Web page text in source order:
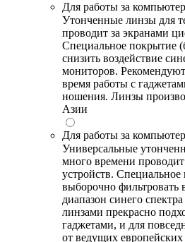
Для работы за
Утонченные линзы для
проводит за экранами
Специальное покрытие
снизить воздействие
мониторов.
время работы с
ношения. Линзы
Азии
Для работы за
Универсальные
много времени
устройств.
выборочно фильтровать
диапазон синего
линзами прекрасно
гаджетами, и для
от ведущих